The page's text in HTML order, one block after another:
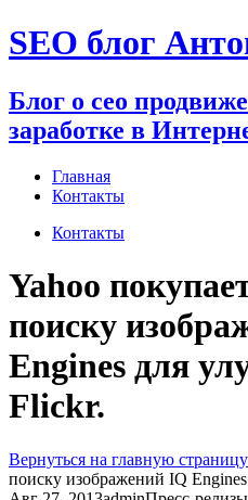
Перейти
к
SEO блог
Блог о сео
заработке в
Главная
Контакты
Контакты
Yahoo
поиску
Engines для
Flickr.
Вернуться на главную страницу
поиску изображений IQ